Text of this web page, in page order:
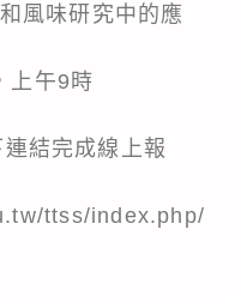
風味研究中的應
上午9時
結完成線上報
ttss/index.php/